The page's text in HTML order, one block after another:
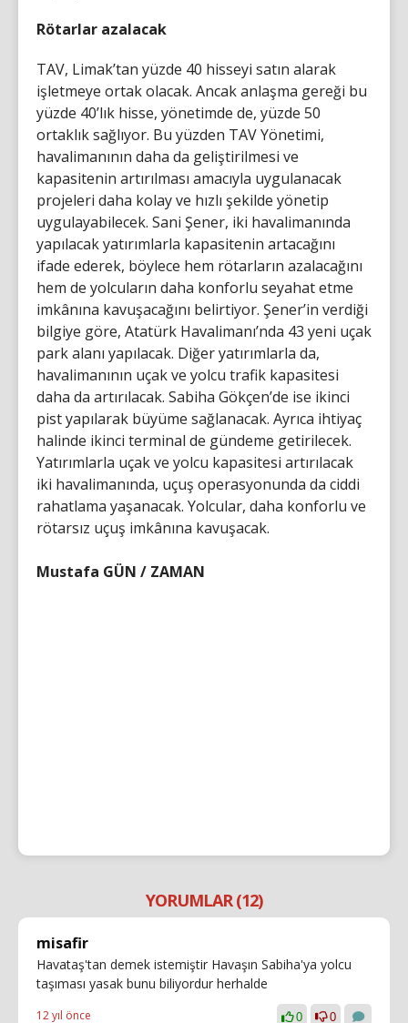
Rötarlar azalacak
TAV, Limak’tan yüzde 40 hisseyi satın alarak
işletmeye ortak olacak. Ancak anlaşma gereği bu
yüzde 40’lık hisse, yönetimde de, yüzde 50
ortaklık sağlıyor. Bu yüzden TAV Yönetimi,
havalimanının daha da geliştirilmesi ve
kapasitenin artırılması amacıyla uygulanacak
projeleri daha kolay ve hızlı şekilde yönetip
uygulayabilecek. Sani Şener, iki havalimanında
yapılacak yatırımlarla kapasitenin artacağını
ifade ederek, böylece hem rötarların azalacağını
hem de yolcuların daha konforlu seyahat etme
imkânına kavuşacağını belirtiyor. Şener’in verdiği
bilgiye göre, Atatürk Havalimanı’nda 43 yeni uçak
park alanı yapılacak. Diğer yatırımlarla da,
havalimanının uçak ve yolcu trafik kapasitesi
daha da artırılacak. Sabiha Gökçen’de ise ikinci
pist yapılarak büyüme sağlanacak. Ayrıca ihtiyaç
halinde ikinci terminal de gündeme getirilecek.
Yatırımlarla uçak ve yolcu kapasitesi artırılacak
iki havalimanında, uçuş operasyonunda da ciddi
rahatlama yaşanacak. Yolcular, daha konforlu ve
rötarsız uçuş imkânına kavuşacak.
Mustafa GÜN / ZAMAN
YORUMLAR (12)
misafir
Havataş'tan demek istemiştir Havaşın Sabiha'ya yolcu
taşıması yasak bunu biliyordur herhalde
12 yıl önce 0 0